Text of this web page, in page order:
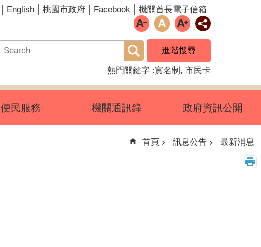
English 桃園市政府 Facebook 機關首長電子信箱
進階搜尋
熱門關鍵字 實名制 市民卡
便民服務 機關通訊錄 政府資訊公開
首頁 訊息公告 最新消息